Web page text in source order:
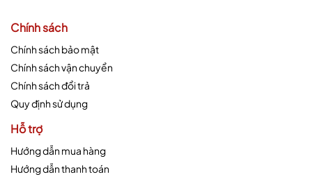
Chính sách
Chính sách bảo mật
Chính sách vận chuyển
Chính sách đổi trả
Quy định sử dụng
Hỗ trợ
Hướng dẫn mua hàng
Hướng dẫn thanh toán